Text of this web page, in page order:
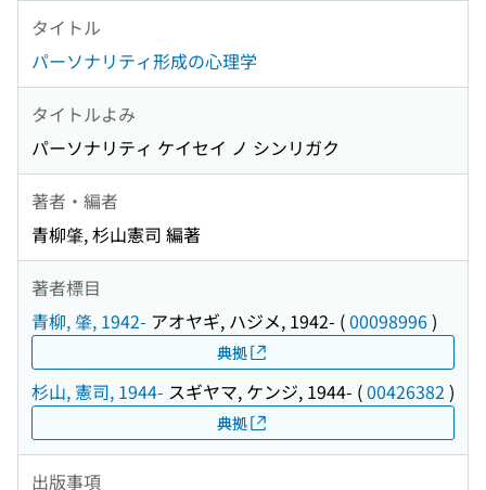
タイトル
パーソナリティ形成の心理学
タイトルよみ
パーソナリティ ケイセイ ノ シンリガク
著者・編者
青柳肇, 杉山憲司 編著
著者標目
青柳, 肇, 1942- アオヤギ, ハジメ, 1942- (00098996)
典拠
杉山, 憲司, 1944- スギヤマ, ケンジ, 1944- (00426382 )
典拠
出版事項